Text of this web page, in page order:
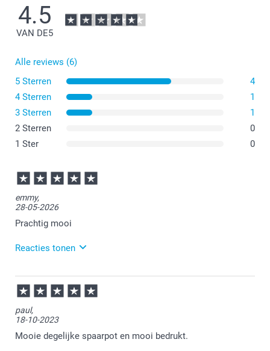
4.5
VAN DE5
Alle reviews (6)
5 Sterren
4
4 Sterren
1
3 Sterren
1
2 Sterren
0
1 Ster
0
emmy,
28-05-2026
Prachtig mooi
Reacties tonen
01-06-2026
13:22
Veel plezier van de spaarpot!
paul,
18-10-2023
Mooie degelijke spaarpot en mooi bedrukt.